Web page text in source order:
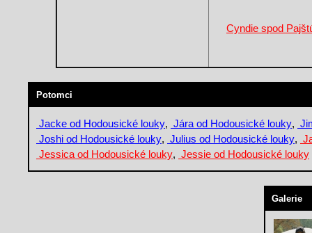
Cyndie spod
Potomci
Jacke od Hodousické louky, Jára od Hodousické louky,
Joshi od Hodousické louky, Julius od Hodousické louky,
Jessica od Hodousické louky, Jessie od Hodousické louky
Galerie